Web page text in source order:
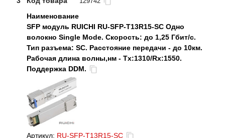
SFP модуль RUICHI RU-SFP-T13R15-SC Одно
волокно Single Mode. Скорость: до 1,25 Гбит/c.
Тип разъема: SC. Расстояние передачи - до 10км.
Рабочая длина волны,нм - Tx:1310/Rx:1550.
Поддержка DDM.
Артикул: RU-SFP-T13R15-SC